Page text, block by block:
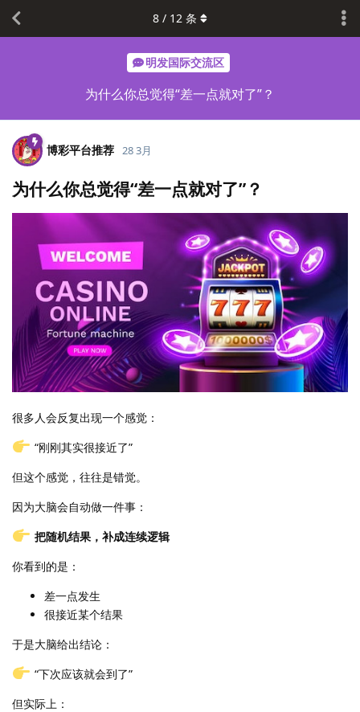
明发国际交流区
为什么你总觉得“差一点就对了”？
8 / 12 条
博彩平台推荐 28 3月
为什么你总觉得“差一点就对了”？
很多人会反复出现一个感觉：
“刚刚其实很接近了”
但这个感觉，往往是错觉。
因为大脑会自动做一件事：
把随机结果，补成连续逻辑
你看到的是：
差一点发生
很接近某个结果
于是大脑给出结论：
“下次应该就会到了”
但实际上：